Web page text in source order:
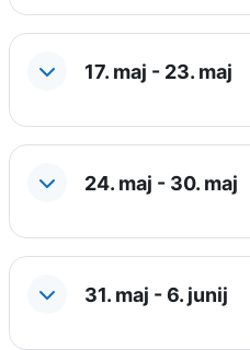
17. maj - 23. maj
24. maj - 30. maj
31. maj - 6. junij